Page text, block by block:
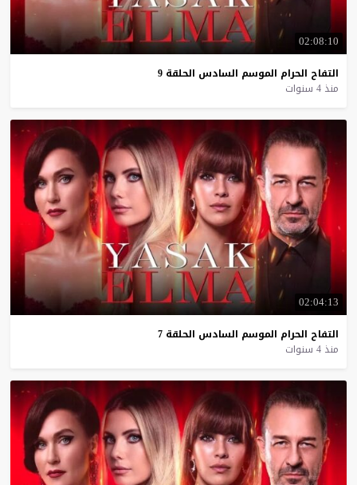
02:08:10
التفاح الحرام الموسم السادس الحلقة 9
منذ 4 سنوات
02:04:13
التفاح الحرام الموسم السادس الحلقة 7
منذ 4 سنوات